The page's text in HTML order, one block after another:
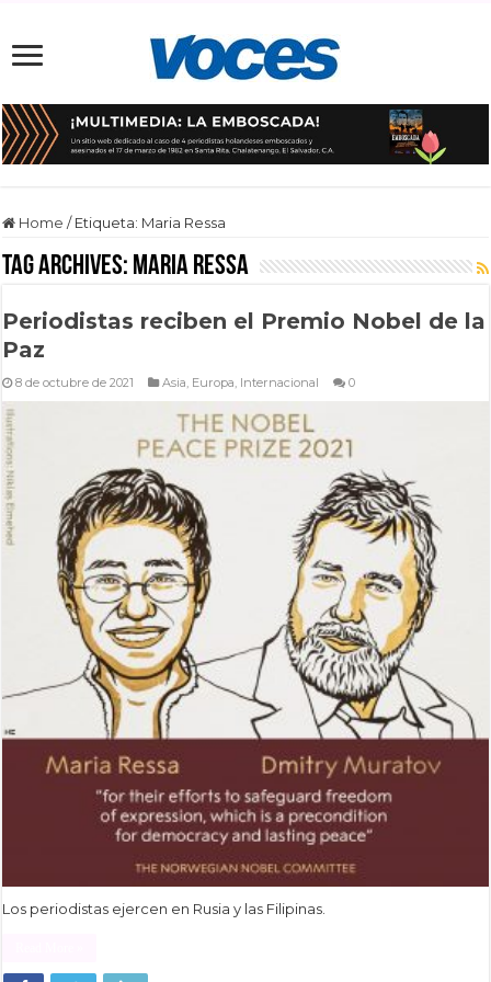
Home / Etiqueta: Maria Ressa
Tag Archives: Maria Ressa
Periodistas reciben el Premio Nobel de la
Paz
8 de octubre de 2021 Asia, Europa, Internacional 0
Los periodistas ejercen en Rusia y las Filipinas.